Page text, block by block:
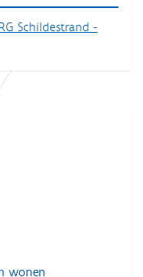
Schildestrand -
wonen